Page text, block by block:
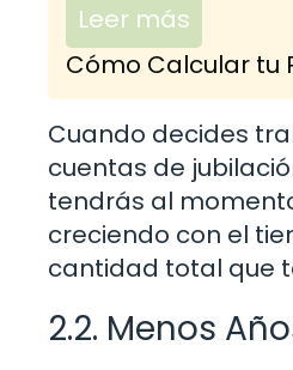
Leer más
Cómo Calcular tu
Cuando decides
cuentas de
tendrás al
creciendo con el
cantidad total que
2.2. Menos